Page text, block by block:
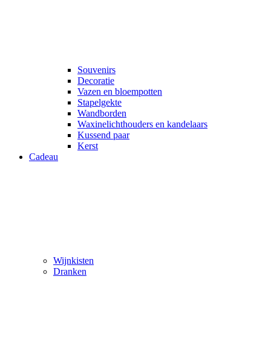
Souvenirs
Decoratie
Vazen en bloempotten
Stapelgekte
Wandborden
Waxinelichthouders en kandelaars
Kussend paar
Kerst
Cadeau
Wijnkisten
Dranken